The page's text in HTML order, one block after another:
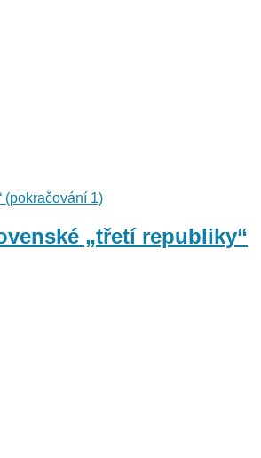
„třetí republiky“